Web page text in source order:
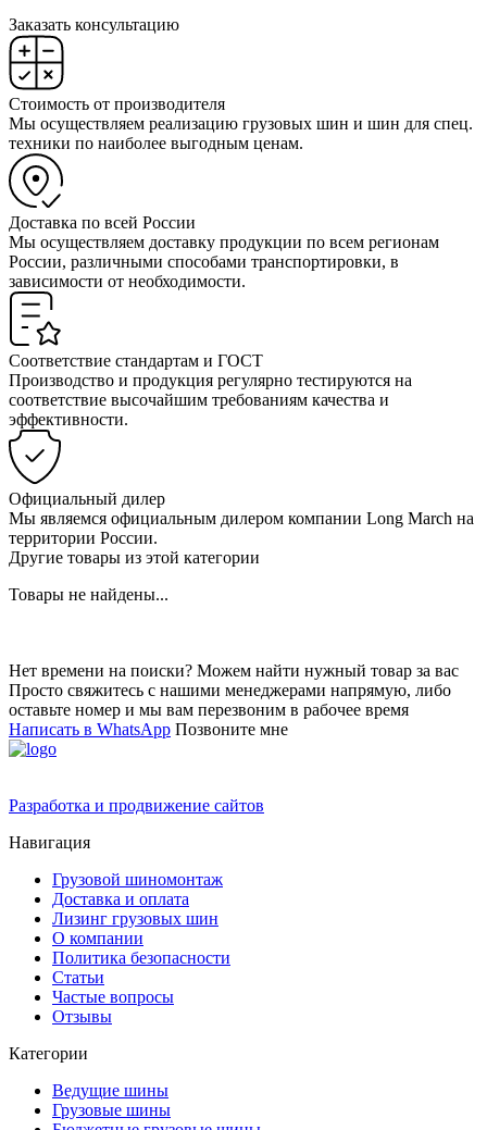
Заказать консультацию
Стоимость от производителя
Мы осуществляем реализацию грузовых шин и шин для спец.
техники по наиболее выгодным ценам.
Доставка по всей России
Мы осуществляем доставку продукции по всем регионам
России, различными способами транспортировки, в
зависимости от необходимости.
Соответствие стандартам и ГОСТ
Производство и продукция регулярно тестируются на
соответствие высочайшим требованиям качества и
эффективности.
Официальный дилер
Мы являемся официальным дилером компании Long March на
территории России.
Другие товары из этой категории
Товары не найдены...
Нет времени на поиски? Можем найти нужный товар за вас
Просто свяжитесь с нашими менеджерами напрямую, либо
оставьте номер и мы вам перезвоним в рабочее время
Написать в WhatsApp Позвоните мне
Разработка и продвижение сайтов
Навигация
Грузовой шиномонтаж
Доставка и оплата
Лизинг грузовых шин
О компании
Политика безопасности
Статьи
Частые вопросы
Отзывы
Категории
Ведущие шины
Грузовые шины